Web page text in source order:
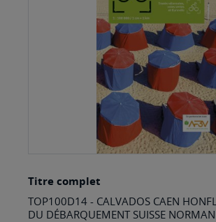
to
the
Titre complet
TOP100D14 - CALVADOS CAEN
DU DÉBARQUEMENT SUISSE